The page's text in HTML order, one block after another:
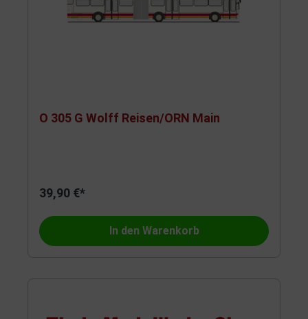
O 305 G Wolff Reisen/ORN Main
39,90 €*
In den Warenkorb